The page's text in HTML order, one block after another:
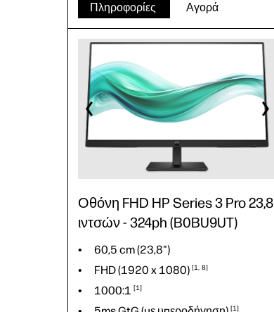
QHD (2.560 x1.440) 1 5
1.500.000:1
0,03msGtG
QD-OLED
Πληροφορίες Αγορά
Οθόνη FHD HP Series 3 Pro 23,8
ιντσών - 324ph (B0BU9UT)
60,5 cm (23,8")
FHD (1920 x1080) 1 8
1000:1 1
1